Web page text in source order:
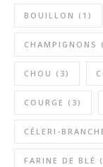
BOUILLON (1)
CHAMPIGNONS
CHOU (3)
COURGE (3)
CÉLERI-
FARINE DE BLÉ